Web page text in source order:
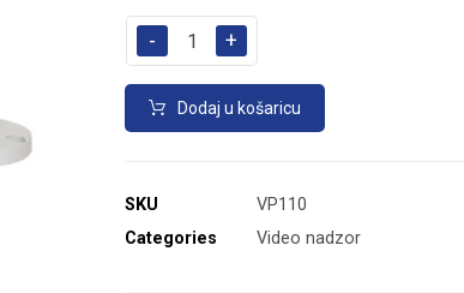
- +
Dodaj u košaricu
SKU
VP110
Categories
Video nadzor